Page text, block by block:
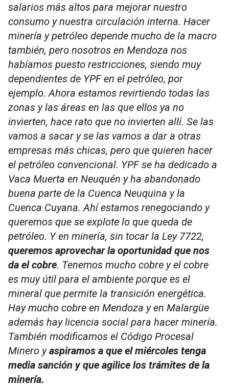
salarios más altos para mejorar nuestro
consumo y nuestra circulación interna. Hacer
minería y petróleo depende mucho de la macro
también, pero nosotros en Mendoza nos
habíamos puesto restricciones, siendo muy
dependientes de YPF en el petróleo, por
ejemplo. Ahora estamos revirtiendo todas las
zonas y las áreas en las que ellos ya no
invierten, hace rato que no invierten allí. Se las
vamos a sacar y se las vamos a dar a otras
empresas más chicas, pero que quieren hacer
el petróleo convencional. YPF se ha dedicado a
Vaca Muerta en Neuquén y ha abandonado
buena parte de la Cuenca Neuquina y la
Cuenca Cuyana. Ahí estamos renegociando y
queremos que se explote lo que queda de
petróleo. Y en minería, sin tocar la Ley 7722,
queremos aprovechar la oportunidad que nos
da el cobre. Tenemos mucho cobre y el cobre
es muy útil para el ambiente porque es el
mineral que permite la transición energética.
Hay mucho cobre en Mendoza y en Malargüe
además hay licencia social para hacer minería.
También modificamos el Código Procesal
Minero yaspiramos a que el miércoles tenga
media sanción y que agilice los trámites de la
minería.